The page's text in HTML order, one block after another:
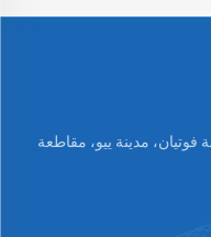
منطقة فوتيان، مدينة ييو، مقاطعة